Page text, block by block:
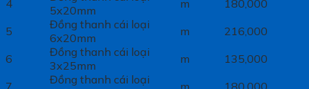
4
5x20mm
m
180,000
5
Đồng thanh cái loại
6x20mm
m
216,000
6
Đồng thanh cái loại
3x25mm
m
135,000
7
Đồng thanh cái loại
m
180,000